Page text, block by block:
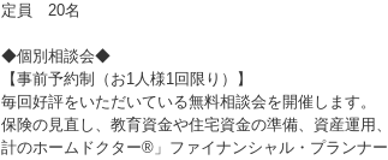
定員 20名
◆個別相談会◆
【事前予約制（お1人様1回限り）】
毎回好評をいただいている無料相談会を開催します。
保険の見直し、教育資金や住宅資金の準備、資産運用
計のホームドクター®」ファイナンシャル・プランナ